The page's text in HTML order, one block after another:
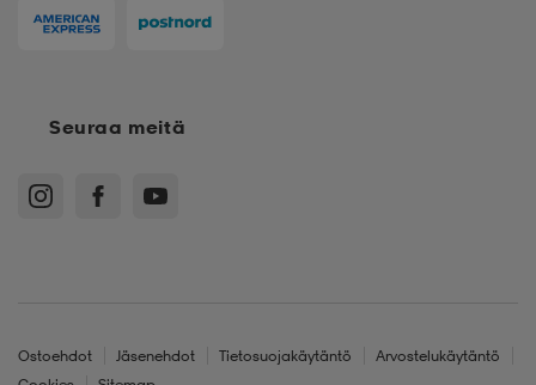
Seuraa meitä
Ostoehdot Jäsenehdot Tietosuojakäytäntö
Arvostelukäytäntö